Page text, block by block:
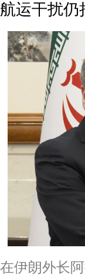
航运干扰仍
在伊朗外长